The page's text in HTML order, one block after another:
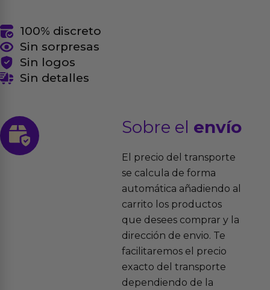
100% discreto
Sin sorpresas
Sin logos
Sin detalles
Sobre el envío
El precio del transporte
se calcula de forma
automática añadiendo al
carrito los productos
que desees comprar y la
dirección de envio. Te
facilitaremos el precio
exacto del transporte
dependiendo de la